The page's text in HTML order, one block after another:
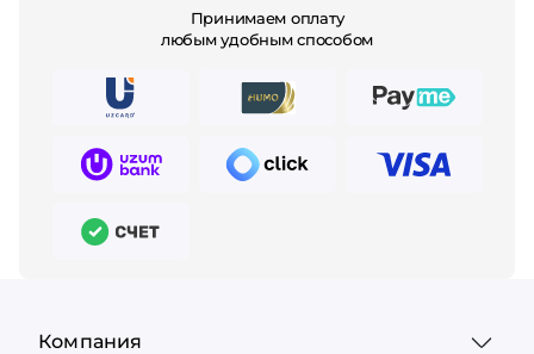
Принимаем оплату
любым удобным способом
Компания